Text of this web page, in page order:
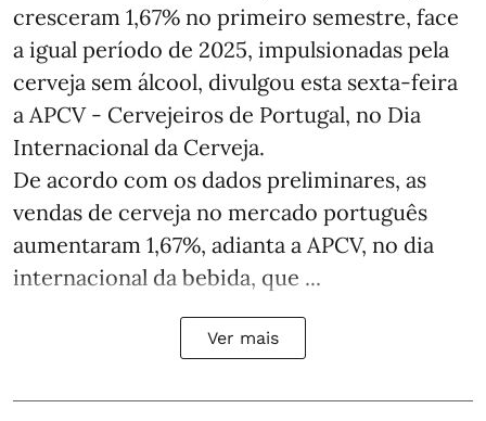
cresceram 1,67% no primeiro semestre, face
a igual período de 2025, impulsionadas pela
cerveja sem álcool, divulgou esta sexta-feira
a APCV - Cervejeiros de Portugal, no Dia
Internacional da Cerveja.
De acordo com os dados preliminares, as
vendas de cerveja no mercado português
aumentaram 1,67%, adianta a APCV, no dia
internacional da bebida, que ...
Ver mais